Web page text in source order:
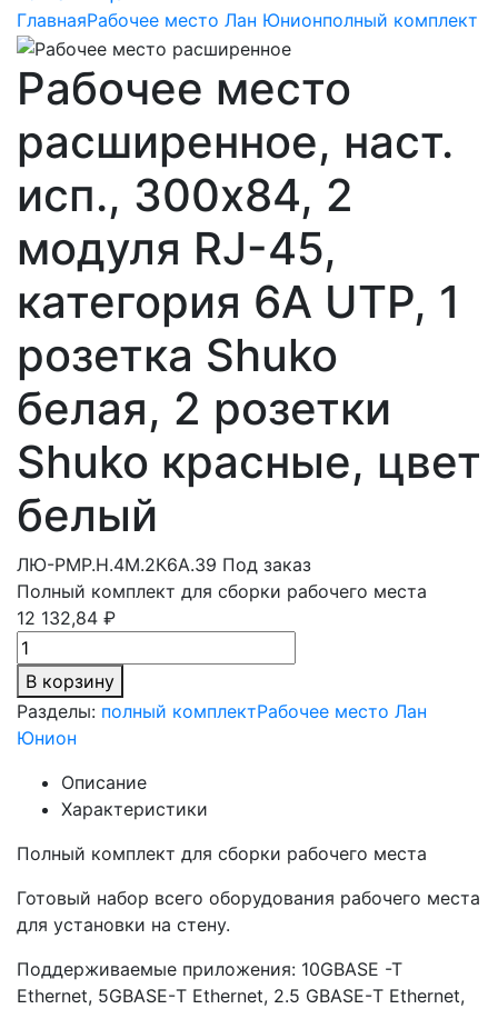
ГлавнаяРабочее место Лан Юнионполный комплект
Рабочее место
расширенное, наст.
исп., 300х84, 2
модуля RJ-45,
категория 6A UTP, 1
розетка Shuko
белая, 2 розетки
Shuko красные, цвет
белый
ЛЮ-РМР.Н.4М.2К6A.39 Под заказ
Полный комплект для сборки рабочего места
12 132,84 ₽
В корзину
Разделы: полный комплектРабочее место Лан
Юнион
Описание
Характеристики
Полный комплект для сборки рабочего места
Готовый набор всего оборудования рабочего места
для установки на стену.
Поддерживаемые приложения: 10GBASE -T
Ethernet, 5GBASE-Т Ethernet, 2.5 GBASE-Т Ethernet,